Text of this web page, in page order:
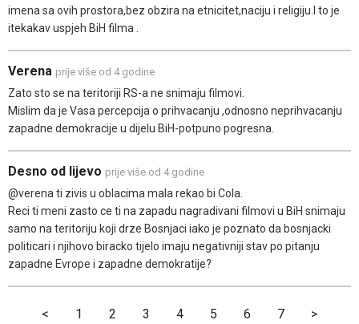
imena sa ovih prostora,bez obzira na etnicitet,naciju i religiju.I to je
itekakav uspjeh BiH filma .
Verena prije više od 4 godine
Zato sto se na teritoriji RS-a ne snimaju filmovi.
Mislim da je Vasa percepcija o prihvacanju ,odnosno neprihvacanju
zapadne demokracije u dijelu BiH-potpuno pogresna.
Desno od lijevo prije više od 4 godine
@verena ti zivis u oblacima mala rekao bi Cola.
Reci ti meni zasto ce ti na zapadu nagradivani filmovi u BiH snimaju
samo na teritoriju koji drze Bosnjaci iako je poznato da bosnjacki
politicari i njihovo biracko tijelo imaju negativniji stav po pitanju
zapadne Evrope i zapadne demokratije?
< 1 2 3 4 5 6 7 >